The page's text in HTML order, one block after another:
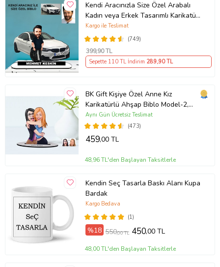
Kendi Aracınızla Size Özel Arabalı
Kadın veya Erkek Tasarımlı Karikatür
Biblo , Babalar Günü Hediyesi,
Erkeğe Hediye, Rent A Car Hediyesi
(749)
Kargo ile Teslimat
399,90 TL
Sepette 110 TL İndirim 289,90 TL
BK Gift Kişiye Özel Anne Kız
Karikatürlü Ahşap Biblo Model-2,
Anneye Hediye, Doğum Günü
Hediyesi (Beyaz)
(473)
Aynı Gün Ücretsiz Teslimat
459,00 TL
48,96 TL'den Başlayan Taksitlerle
Kendin Seç Tasarla Baskı Alanı Kupa
Bardak
(1)
Kargo Bedava
%18 550,00 TL 450,00 TL
48,00 TL'den Başlayan Taksitlerle